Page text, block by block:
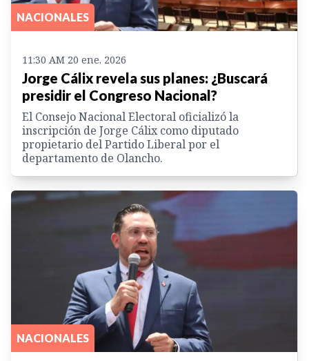
NACIONALES
11:30 AM 20 ene. 2026
Jorge Cálix revela sus planes: ¿Buscará
presidir el Congreso Nacional?
El Consejo Nacional Electoral oficializó la
inscripción de Jorge Cálix como diputado
propietario del Partido Liberal por el
departamento de Olancho.
NACIONALES